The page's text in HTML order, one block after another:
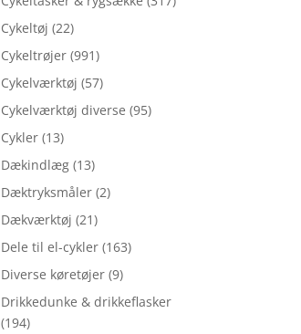
Cykeltøj (22)
Cykeltrøjer (991)
Cykelværktøj (57)
Cykelværktøj diverse (95)
Cykler (13)
Dækindlæg (13)
Dæktryksmåler (2)
Dækværktøj (21)
Dele til el-cykler (163)
Diverse køretøjer (9)
Drikkedunke & drikkeflasker
(194)